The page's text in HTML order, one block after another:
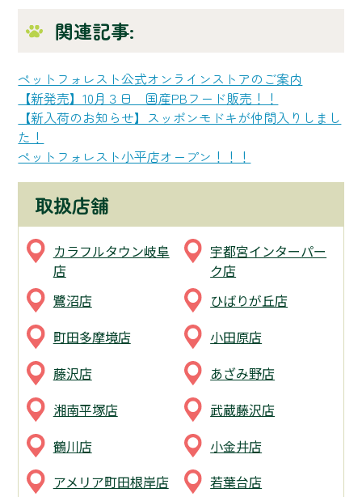
関連記事:
ペットフォレスト公式オンラインストアのご案内
【新発売】10月３日 国産PBフード販売！！
【新入荷のお知らせ】スッポンモドキが仲間入りしまし
た！
ペットフォレスト小平店オープン！！！
取扱店舗
カラフルタウン岐阜
店
宇都宮インターパー
ク店
鷺沼店
ひばりが丘店
町田多摩境店
小田原店
藤沢店
あざみ野店
湘南平塚店
武蔵藤沢店
鶴川店
小金井店
アメリア町田根岸店
若葉台店